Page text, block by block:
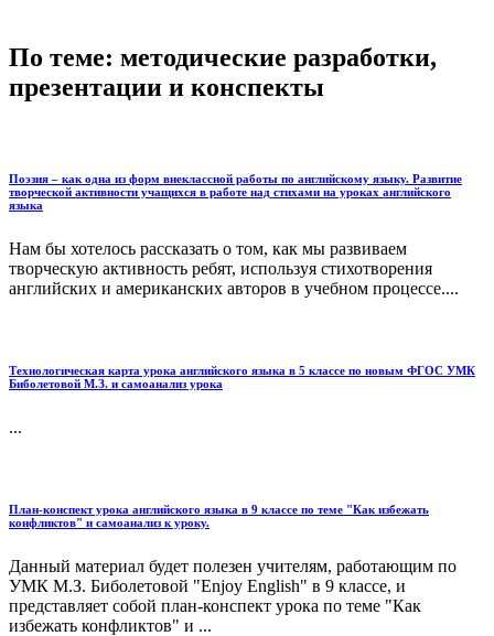
По теме: методические разработки,
презентации и конспекты
Поэзия – как одна из форм внеклассной работы по английскому языку. Развитие
творческой активности учащихся в работе над стихами на уроках английского
языка
Нам бы хотелось рассказать о том, как мы развиваем
творческую активность ребят, используя стихотворения
английских и американских авторов в учебном процессе....
Технологическая карта урока английского языка в 5 классе по новым ФГОС УМК
Биболетовой М.З. и самоанализ урока
...
План-конспект урока английского языка в 9 классе по теме "Как избежать
конфликтов" и самоанализ к уроку.
Данный материал будет полезен учителям, работающим по
УМК М.З. Биболетовой "Enjoy English" в 9 классе, и
представляет собой план-конспект урока по теме "Как
избежать конфликтов" и ...